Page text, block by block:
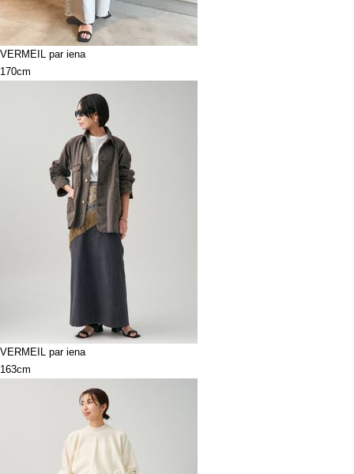
VERMEIL par iena
170cm
VERMEIL par iena
163cm